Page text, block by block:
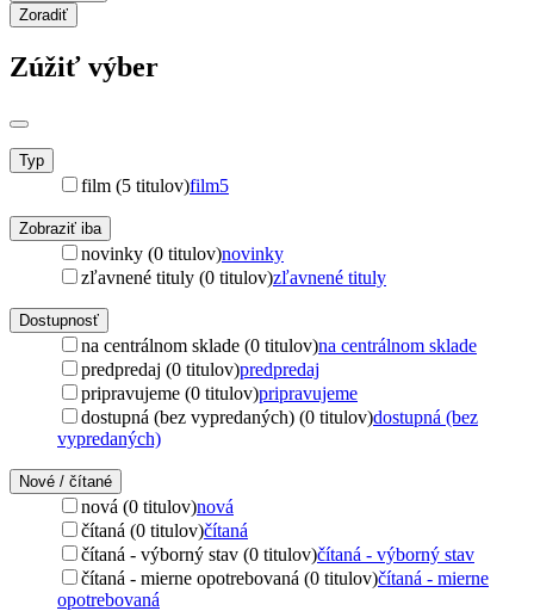
Zoradiť
Zúžiť výber
Typ
film (5 titulov)film5
Zobraziť iba
novinky (0 titulov)novinky
zľavnené tituly (0 titulov)zľavnené tituly
Dostupnosť
na centrálnom sklade (0 titulov)na centrálnom sklade
predpredaj (0 titulov)predpredaj
pripravujeme (0 titulov)pripravujeme
dostupná (bez vypredaných) (0 titulov)dostupná (bez
vypredaných)
Nové / čítané
nová (0 titulov)nová
čítaná (0 titulov)čítaná
čítaná - výborný stav (0 titulov)čítaná - výborný stav
čítaná - mierne opotrebovaná (0 titulov)čítaná - mierne
opotrebovaná